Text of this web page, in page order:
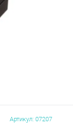
Артикул: 07207